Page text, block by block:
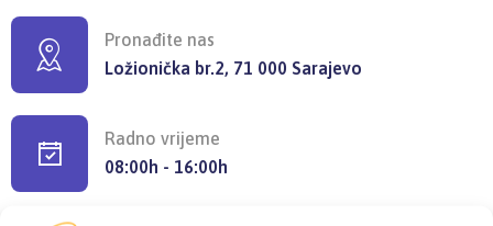
Pronađite nas
Ložionička br.2, 71 000 Sarajevo
Radno vrijeme
08:00h - 16:00h